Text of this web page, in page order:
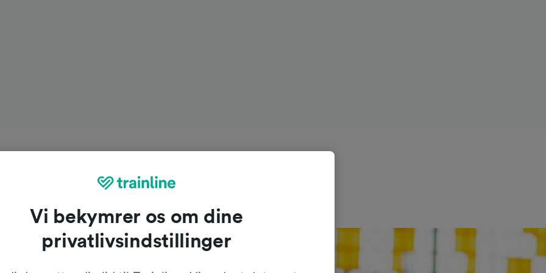
Vi bekymrer os om dine
privatlivsindstillinger